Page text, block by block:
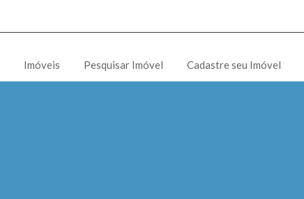
Imóveis Pesquisar Imóvel Cadastre seu Imóvel